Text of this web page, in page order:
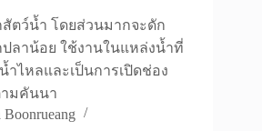
สัตว์น้ำ โดยส่วนมากจะดัก
ลาน้อย ใช้งานในแหล่งน้ำที่
ำไหลและเป็นการเปิดช่อง
ามคันนา